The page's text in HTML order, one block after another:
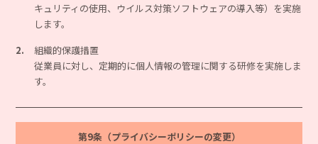
キュリティの使用、ウイルス対策ソフトウェアの導入等）を実施
します。
2.
組織的保護措置
従業員に対し、定期的に個人情報の管理に関する研修を実施しま
す。
第9条（プライバシーポリシーの変更）